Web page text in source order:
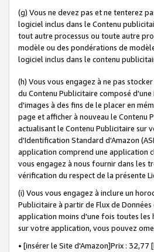
(g) Vous ne devez pas et ne tenterez
logiciel inclus dans le Contenu
tout autre processus ou toute autre
modèle ou des pondérations de
logiciel inclus dans le contenu
(h) Vous vous engagez à ne pas
du Contenu Publicitaire composé
d'images à des fins de le placer en
page et afficher à nouveau le Contenu
actualisant le Contenu Publicitaire sur
d'Identification Standard d'Amazon
application comprend une application
vous engagez à nous fournir dans les
vérification du respect de la présente
(i) Vous vous engagez à inclure un
Publicitaire à partir de Flux de
application moins d'une fois toutes les
sur votre application, vous pouvez
• [insérer le Site d'Amazon]Prix :